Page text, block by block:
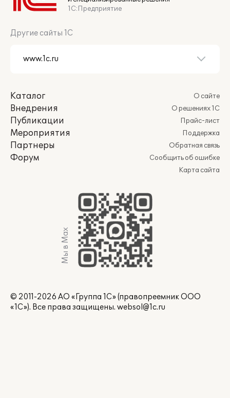
1С:Предприятие
Другие сайты 1С
Каталог
Внедрения
Публикации
Мероприятия
Партнеры
Форум
О сайте
О решениях 1С
Прайс-лист
Поддержка
Обратная связь
Сообщить об ошибке
Карта сайта
Мы в Max
© 2011-2026 АО «Группа 1С» (правопреемник ООО
«1С»). Все права защищены. websol@1c.ru